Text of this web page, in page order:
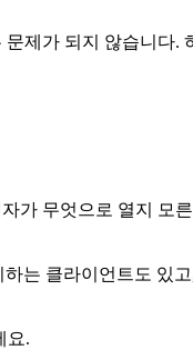
문제가 되지 않습니다.
가 무엇으로 열지 모
는 클라이언트도 있
요.